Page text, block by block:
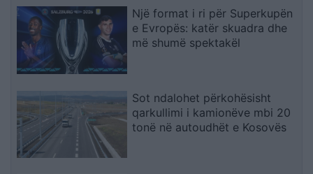
Një format i ri për Superkupën
e Evropës: katër skuadra dhe
më shumë spektakël
Sot ndalohet përkohësisht
qarkullimi i kamionëve mbi 20
tonë në autoudhët e Kosovës